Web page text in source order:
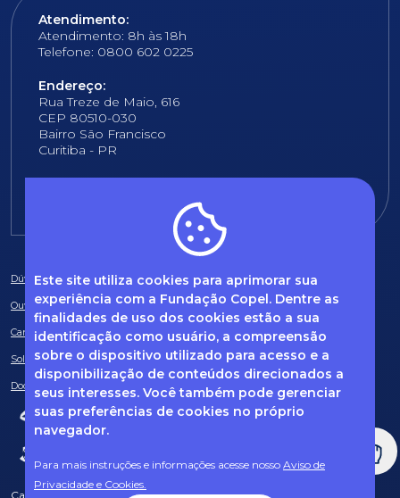
Este site utiliza cookies para aprimorar sua
experiência com a Fundação Copel. Dentre as
finalidades de uso dos cookies estão a sua
identificação como usuário, a compreensão
sobre o dispositivo utilizado para acesso e a
disponibilização de conteúdos direcionados a
seus interesses. Você também pode gerenciar
suas preferências de cookies no próprio
navegador.
Para mais instruções e informações acesse nosso Aviso de
Privacidade e Cookies.
Atendimento:
Atendimento: 8h às 18h
Telefone: 0800 602 0225
Endereço:
Rua Treze de Maio, 616
CEP 80510-030
Bairro São Francisco
Curitiba - PR
Dúvidas frequentes
Ouvidoria
Canal de Denúncias
Solicitação de informações
Documentos obrigatórios
Caso tenha dúvidas sobre Privacidade de Dados e LGPD, entre em